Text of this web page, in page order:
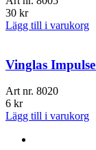
30 kr
Lägg till i varukorg
Vinglas
Art nr. 8020
6 kr
Lägg till i varukorg